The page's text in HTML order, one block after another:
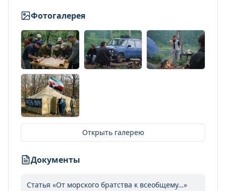
Фотогалерея
Открыть галерею
Документы
Статья «От морского братства к всеобщему…»